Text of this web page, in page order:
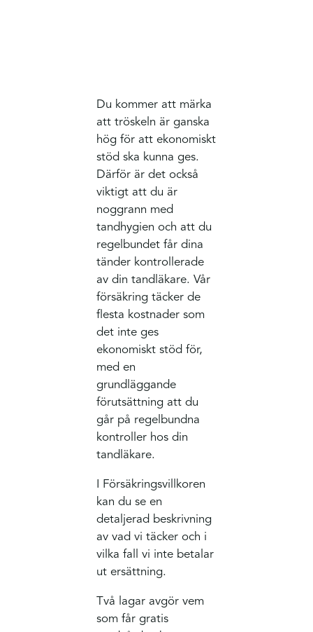
Du kommer att märka
att tröskeln är ganska
hög för att ekonomiskt
stöd ska kunna ges.
Därför är det också
viktigt att du är
noggrann med
tandhygien och att du
regelbundet får dina
tänder kontrollerade
av din tandläkare. Vår
försäkring täcker de
flesta kostnader som
det inte ges
ekonomiskt stöd för,
med en
grundläggande
förutsättning att du
går på regelbundna
kontroller hos din
tandläkare.
I Försäkringsvillkoren
kan du se en
detaljerad beskrivning
av vad vi täcker och i
vilka fall vi inte betalar
ut ersättning.
Två lagar avgör vem
som får gratis